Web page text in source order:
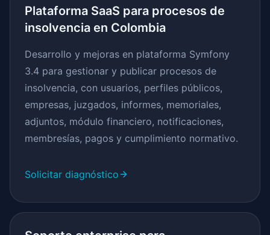
Plataforma SaaS para procesos de
insolvencia en Colombia
Desarrollo y mejoras en plataforma Symfony
3.4 para gestionar y publicar procesos de
insolvencia, con usuarios, perfiles públicos,
empresas, juzgados, informes, memoriales,
adjuntos, módulo financiero, notificaciones,
membresías, pagos y cumplimiento normativo.
Solicitar diagnóstico